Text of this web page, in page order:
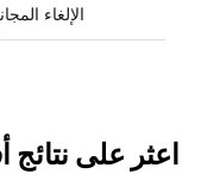
الإلغاء
اعثر على